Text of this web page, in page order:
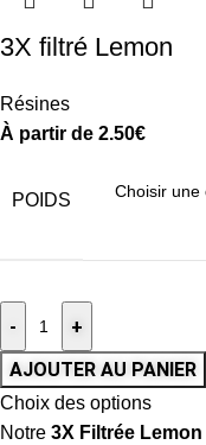
3X filtré Lemon
Résines
À partir de 2.50€
POIDS
-
+
AJOUTER AU PANIER
Choix des options
Notre 3X Filtrée Lemon